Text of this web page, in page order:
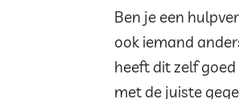
Ben je een
ook iemand
heeft dit zelf
met de juiste